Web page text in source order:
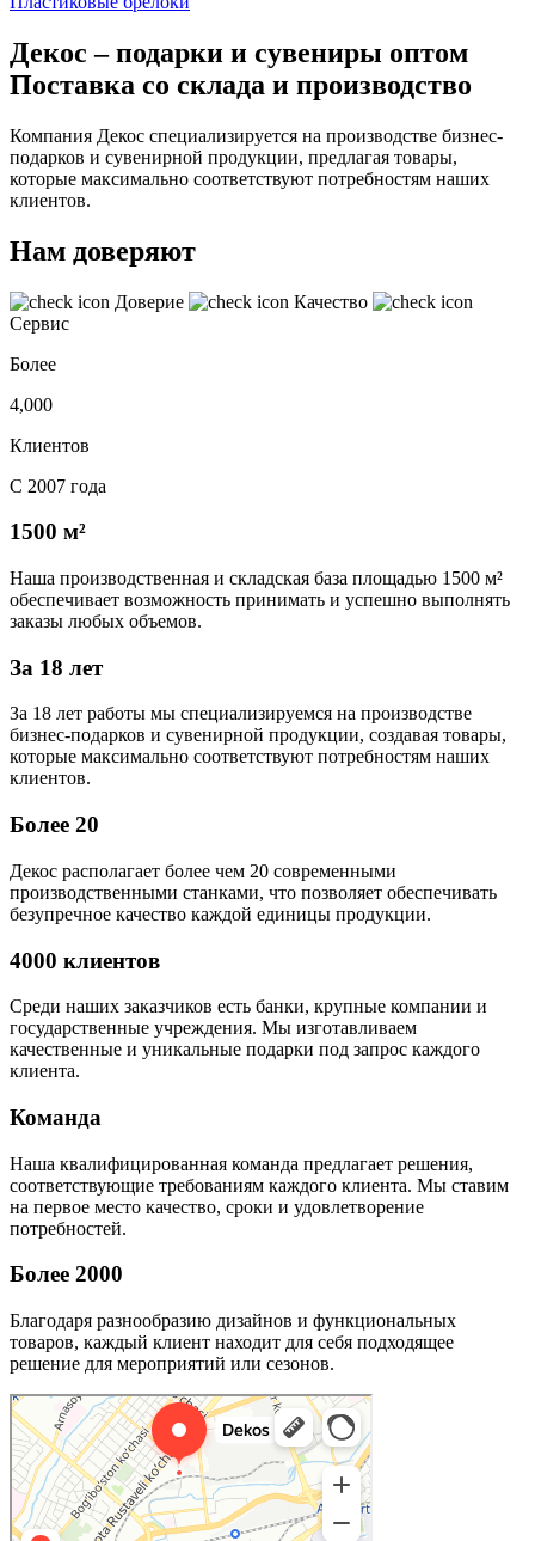
Декос – подарки и сувениры оптом
Поставка со склада и производство
Компания Декос специализируется на производстве бизнес-
подарков и сувенирной продукции, предлагая товары,
которые максимально соответствуют потребностям наших
клиентов.
Нам доверяют
Доверие
Качество
Сервис
Более
4,000
Клиентов
С 2007 года
1500 м²
Наша производственная и складская база площадью 1500 м²
обеспечивает возможность принимать и успешно выполнять
заказы любых объемов.
За 18 лет
За 18 лет работы мы специализируемся на производстве
бизнес-подарков и сувенирной продукции, создавая товары,
которые максимально соответствуют потребностям наших
клиентов.
Более 20
Декос располагает более чем 20 современными
производственными станками, что позволяет обеспечивать
безупречное качество каждой единицы продукции.
4000 клиентов
Среди наших заказчиков есть банки, крупные компании и
государственные учреждения. Мы изготавливаем
качественные и уникальные подарки под запрос каждого
клиента.
Команда
Наша квалифицированная команда предлагает решения,
соответствующие требованиям каждого клиента. Мы ставим
на первое место качество, сроки и удовлетворение
потребностей.
Более 2000
Благодаря разнообразию дизайнов и функциональных
товаров, каждый клиент находит для себя подходящее
решение для мероприятий или сезонов.